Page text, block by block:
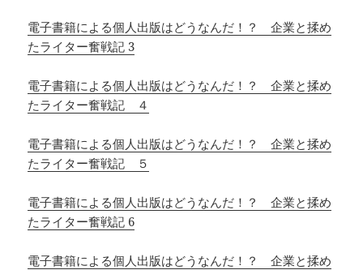
電子書籍による個人出版はどうなんだ！？ 企業と揉め
たライター奮戦記 3
電子書籍による個人出版はどうなんだ！？ 企業と揉め
たライター奮戦記 ４
電子書籍による個人出版はどうなんだ！？ 企業と揉め
たライター奮戦記 ５
電子書籍による個人出版はどうなんだ！？ 企業と揉め
たライター奮戦記 6
電子書籍による個人出版はどうなんだ！？ 企業と揉め